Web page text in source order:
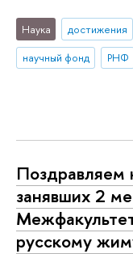
Наука достижения
научный фонд
РНФ
Поздравляем
занявших 2
русскому